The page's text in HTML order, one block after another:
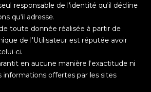
responsable de l'identité qu'il décline
qu'il adresse.
toute donnée réalisée à partir de
de l'Utilisateur est réputée avoir
ci.
en aucune manière l'exactitude ni
informations offertes par les sites